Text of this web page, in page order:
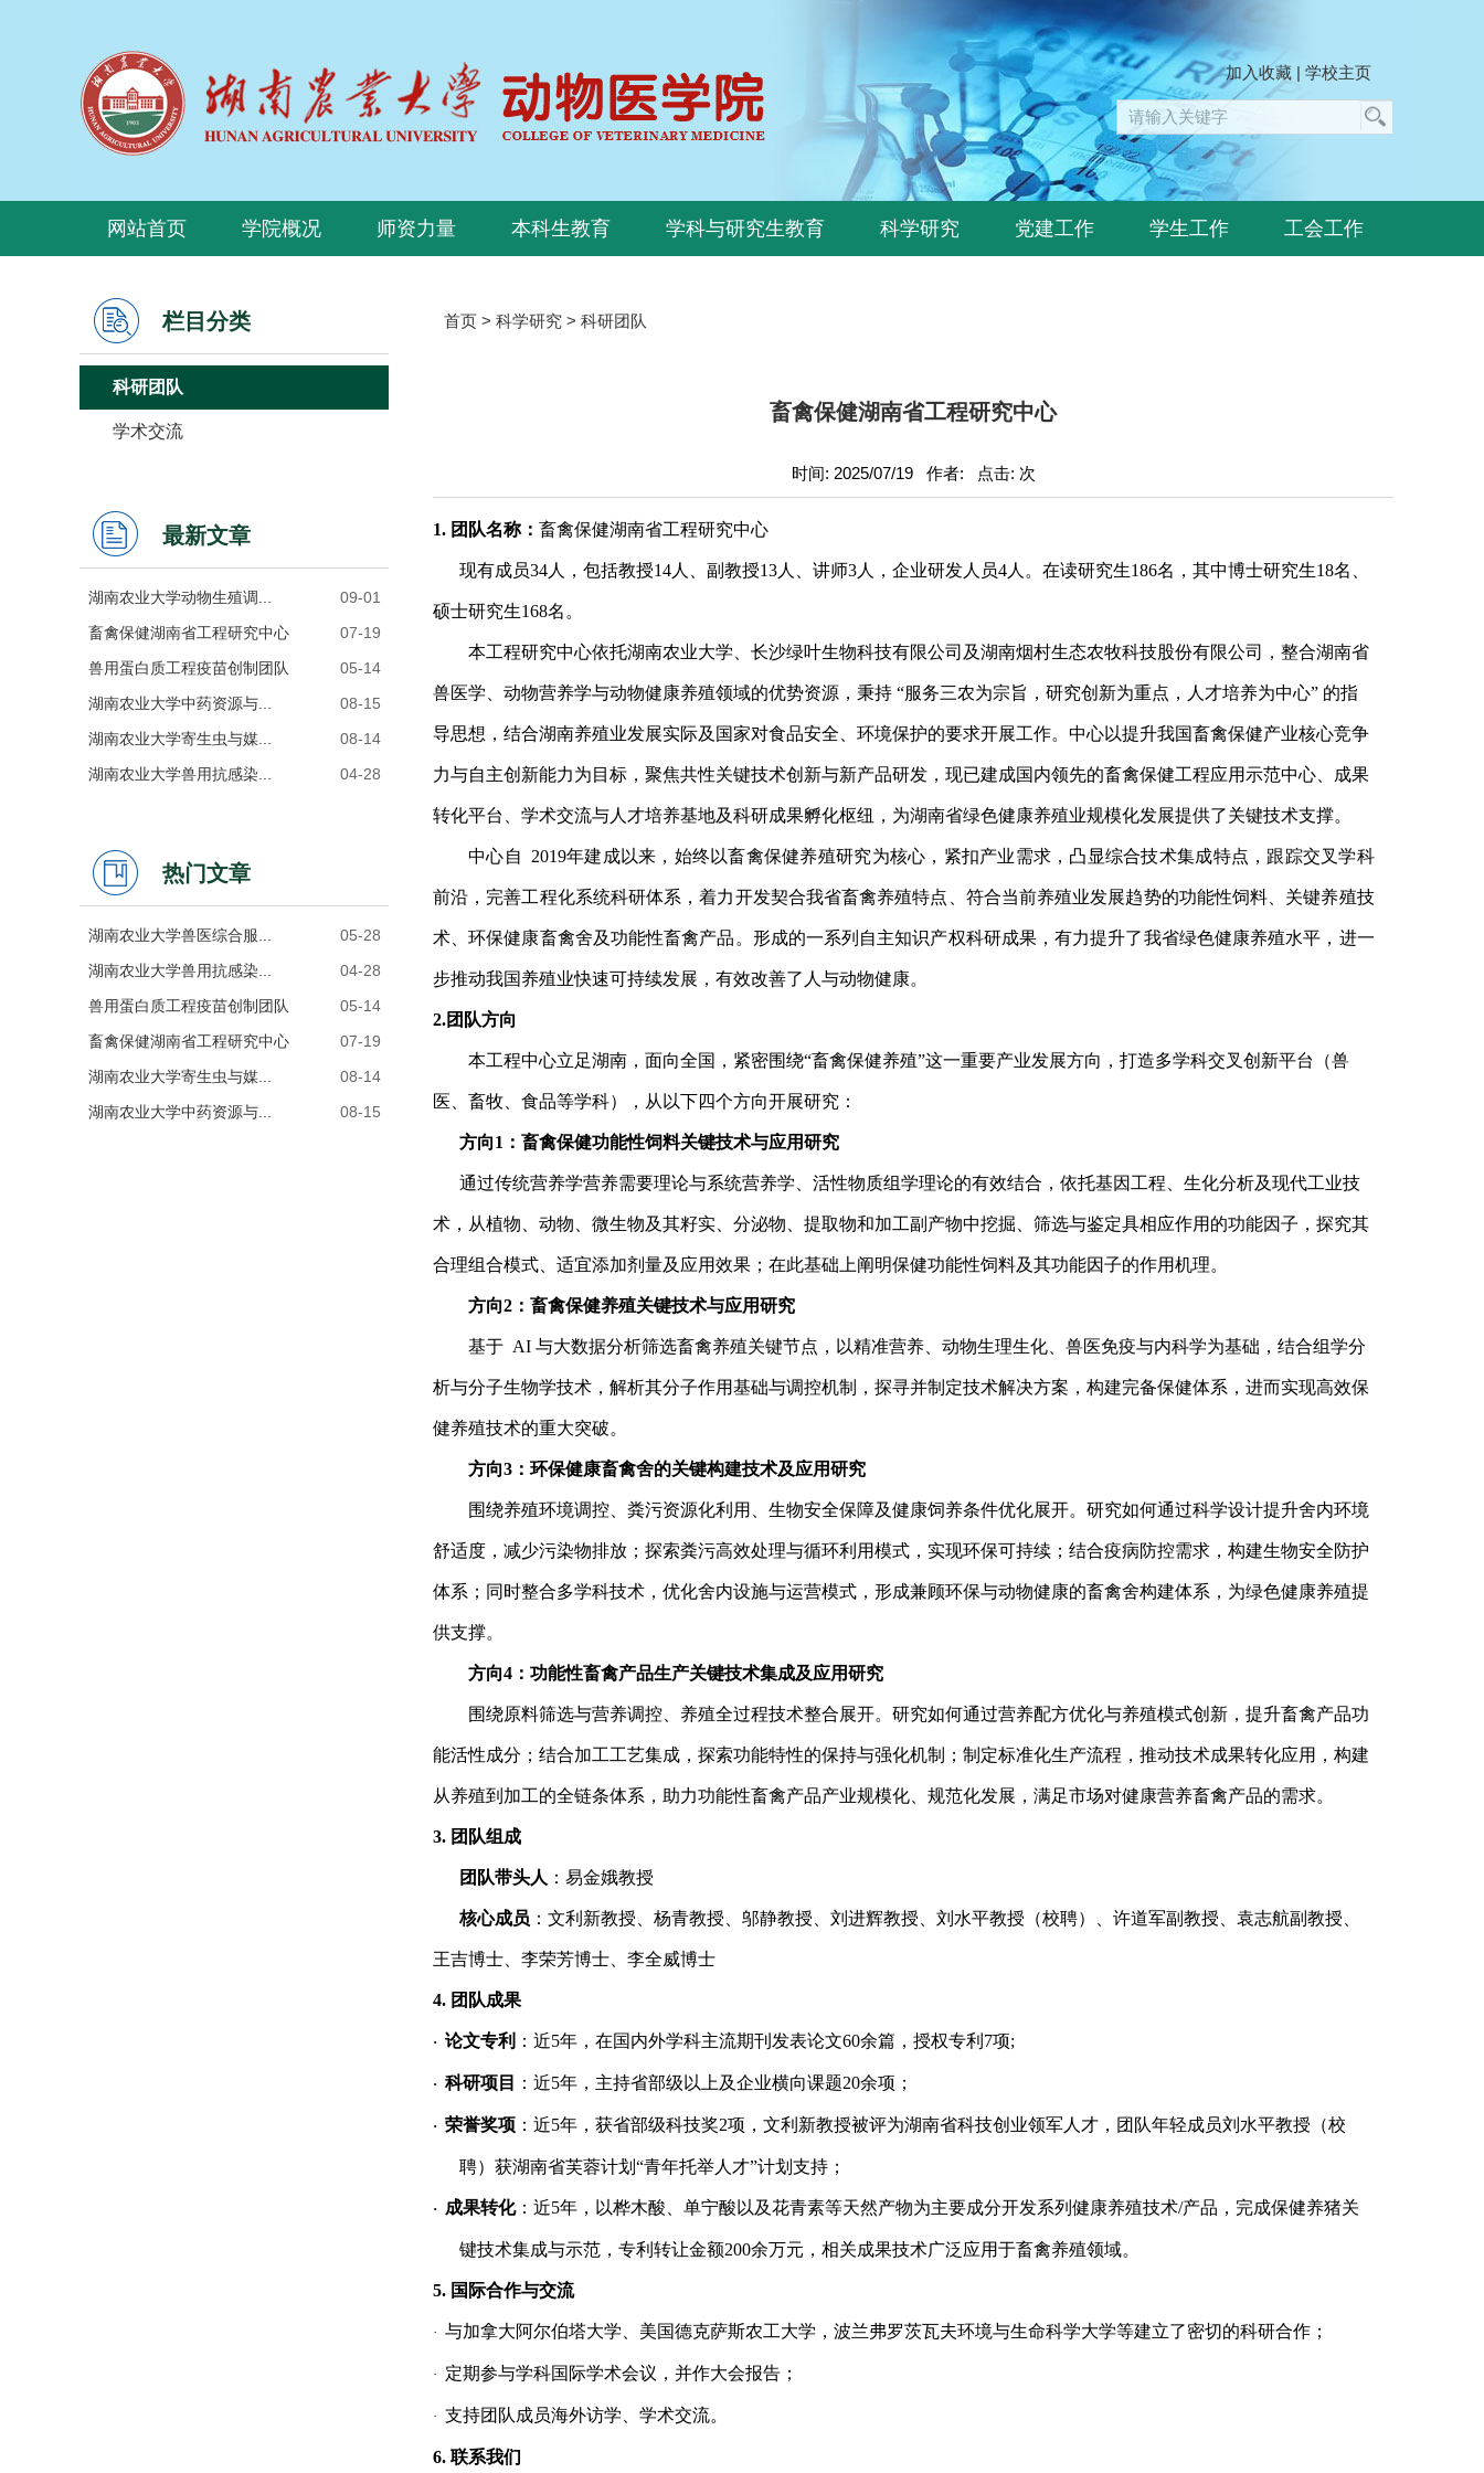
加入收藏 | 学校主页
网站首页 学院概况 师资力量 本科生教育 学科与研究生教育 科学研究 党建工作 学生工作 工会工作
栏目分类
科研团队
学术交流
最新文章
09-01
湖南农业大学动物生殖调...
07-19
畜禽保健湖南省工程研究中心
05-14
兽用蛋白质工程疫苗创制团队
08-15
湖南农业大学中药资源与...
08-14
湖南农业大学寄生虫与媒...
04-28
湖南农业大学兽用抗感染...
热门文章
05-28
湖南农业大学兽医综合服...
04-28
湖南农业大学兽用抗感染...
05-14
兽用蛋白质工程疫苗创制团队
07-19
畜禽保健湖南省工程研究中心
08-14
湖南农业大学寄生虫与媒...
08-15
湖南农业大学中药资源与...
首页 > 科学研究 > 科研团队
畜禽保健湖南省工程研究中心
时间: 2025/07/19 作者: 点击: 次
1. 团队名称： 畜禽保健湖南省工程研究中心
现有成员34人，包括教授14人、副教授13人、讲师3人 ， 企业研发人员4人 。在读研究生186名，其中博士研究生18名、
硕士研究生168名。
本工程研究中心依托湖南农业大学、长沙绿叶生物科技有限公司及湖南烟村生态农牧科技股份有限公司，整合湖南省
兽医学、动物营养学与动物健康养殖领域的优势资源，秉持 “服务三农为宗旨，研究创新为重点，人才培养为中心” 的指
导思想，结合湖南养殖业发展实际及国家对食品安全、环境保护的要求开展工作。中心以提升我国畜禽保健产业核心竞争
力与自主创新能力为目标，聚焦共性关键技术创新与新产品研发，现已建成国内领先的畜禽保健工程应用示范中心、成果
转化平台、学术交流与人才培养基地及科研成果孵化枢纽，为湖南省绿色健康养殖业规模化发展提供了关键技术支撑。
中心自 2019年建成以来，始终以畜禽保健养殖研究为核心，紧扣产业需求，凸显综合技术集成特点，跟踪交叉学科
前沿，完善工程化系统科研体系，着力开发契合我省畜禽养殖特点、符合当前养殖业发展趋势的功能性饲料、关键养殖技
术、环保健康畜禽舍及功能性畜禽产品。形成的一系列自主知识产权科研成果，有力提升了我省绿色健康养殖水平，进一
步推动我国养殖业快速可持续发展，有效改善了人与动物健康。
2.团队方向
本工程中心立足湖南，面向全国， 紧密围绕“畜禽保健养殖”这一重要产业发展方向，打造多学科交叉创新平台（兽
医、畜牧、食品等学科），从以下四个方向开展研究：
方向1： 畜禽保健功能性饲料关键技术与应用研究
通过传统营养学营养需要理论与系统营养学、活性物质组学理论的有效结合，依托基因工程、生化分析及现代工业技
术，从植物、动物、微生物及其籽实、分泌物、提取物和加工副产物中挖掘、筛选与鉴定具相应作用的功能因子，探究其
合理组合模式、适宜添加剂量及应用效果；在此基础上阐明保健功能性饲料及其功能因子的作用机理。
方向2： 畜禽保健养殖关键技术与应用研究
基于 AI 与大数据分析筛选畜禽养殖关键节点 ， 以精准营养、动物生理生化、兽医免疫与内科学为基础，结合组学分
析与分子生物学技术，解析其分子作用基础与调控机制，探寻并制定技术解决方案，构建完备保健体系，进而实现高效保
健养殖技术的重大突破。
方向3： 环保健康畜禽舍的关键构建技术及应用研究
围绕养殖环境调控、粪污资源化利用、生物安全保障及健康饲养条件优化展开。研究如何通过科学设计提升舍内环境
舒适度，减少污染物排放；探索粪污高效处理与循环利用模式，实现环保可持续；结合疫病防控需求，构建生物安全防护
体系；同时整合多学科技术，优化舍内设施与运营模式，形成兼顾环保与动物健康的畜禽舍构建体系，为绿色健康养殖提
供支撑。
方向4 ： 功能性畜禽产品生产关键技术集成及应用研究
围绕原料筛选与营养调控、养殖全过程技术整合展开。研究如何通过营养配方优化与养殖模式创新，提升畜禽产品功
能活性成分；结合加工工艺集成，探索功能特性的保持与强化机制；制定标准化生产流程，推动技术成果转化应用，构建
从养殖到加工的全链条体系，助力功能性畜禽产品产业规模化、规范化发展，满足市场对健康营养畜禽产品的需求。
3. 团队组成
团队带头人 ： 易金娥教授
核心成员 ： 文利新教授、 杨青教授 邬静教授、刘进辉教授、 刘水平教授（校聘）、许道军副教授、袁志航副教授、
王吉博士、李荣芳博士、李全威博士
4. 团队成果
· 论文专利 ： 近5年，在国内外学科主流期刊发表论文60余篇，授权专利7项;
· 科研项目 ： 近5年 ， 主持省部级以上及企业横向课题20余项；
· 荣誉奖项 ： 近5年 ， 获省部级科技奖2项， 文利新教授被评为湖南省科技创业领军人才 ， 团队年轻成员刘水平教授（校
聘） 获湖南省芙蓉计划 “青年托举人才”计划支持；
· 成果转化： 近5年 ， 以桦木酸、单宁酸以及花青素等天然产物为主要成分开发系列健康养殖技术/产品， 完成保健养猪关
键技术集成与示范，专利转让金额200余万元，相关成果技术广泛应用于畜禽养殖领域。
5. 国际合作与交流
· 与加拿大阿尔伯塔大学、 美国德克萨斯农工大学， 波兰弗罗茨瓦夫环境与生命科学大学等建立了密切的科研合作；
· 定期参与学科国际学术会议 ，并作大会报告 ；
· 支持团队成员海外访学、学术交流。
6. 联系我们